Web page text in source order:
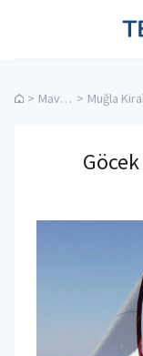
> Mavi Tur >